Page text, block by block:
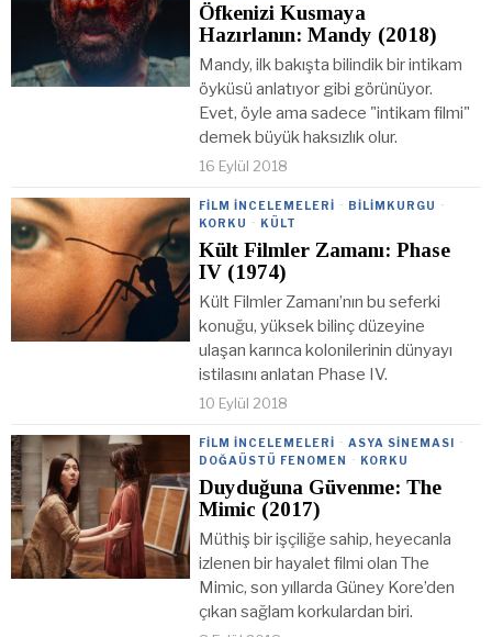
Öfkenizi Kusmaya
Hazırlanın: Mandy (2018)
Mandy, ilk bakışta bilindik bir intikam
öyküsü anlatıyor gibi görünüyor.
Evet, öyle ama sadece "intikam filmi"
demek büyük haksızlık olur.
16 Eylül 2018
FILM İNCELEMELERI · BILIMKURGU ·
KORKU · KÜLT
Kült Filmler Zamanı: Phase
IV (1974)
Kült Filmler Zamanı’nın bu seferki
konuğu, yüksek bilinç düzeyine
ulaşan karınca kolonilerinin dünyayı
istilasını anlatan Phase IV.
10 Eylül 2018
FILM İNCELEMELERI · ASYA SINEMASI ·
DOĞAÜSTÜ FENOMEN · KORKU
Duyduğuna Güvenme: The
Mimic (2017)
Müthiş bir işçiliğe sahip, heyecanla
izlenen bir hayalet filmi olan The
Mimic, son yıllarda Güney Kore’den
çıkan sağlam korkulardan biri.